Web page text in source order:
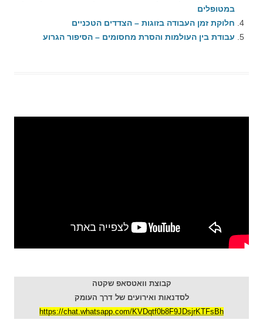
במטופלים
חלוקת זמן העבודה בזוגות – הצדדים הטכניים
עבודת בין העולמות והסרת מחסומים – הסיפור הגרוע
קבוצת וואטסאפ שקטה
לסדנאות ואירועים של דרך העומק
https://chat.whatsapp.com/KVDqtf0b8F9JDsjrKTFsBh